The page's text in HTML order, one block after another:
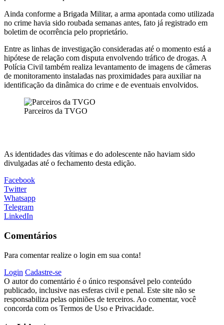
Ainda conforme a Brigada Militar, a arma apontada como utilizada
no crime havia sido roubada semanas antes, fato já registrado em
boletim de ocorrência pelo proprietário.
Entre as linhas de investigação consideradas até o momento está a
hipótese de relação com disputa envolvendo tráfico de drogas. A
Polícia Civil também realiza levantamento de imagens de câmeras
de monitoramento instaladas nas proximidades para auxiliar na
identificação da dinâmica do crime e de eventuais envolvidos.
Parceiros da TVGO
As identidades das vítimas e do adolescente não haviam sido
divulgadas até o fechamento desta edição.
Facebook
Twitter
Whatsapp
Telegram
LinkedIn
Comentários
Para comentar realize o login em sua conta!
Login Cadastre-se
O autor do comentário é o único responsável pelo conteúdo
publicado, inclusive nas esferas civil e penal. Este site não se
responsabiliza pelas opiniões de terceiros. Ao comentar, você
concorda com os Termos de Uso e Privacidade.